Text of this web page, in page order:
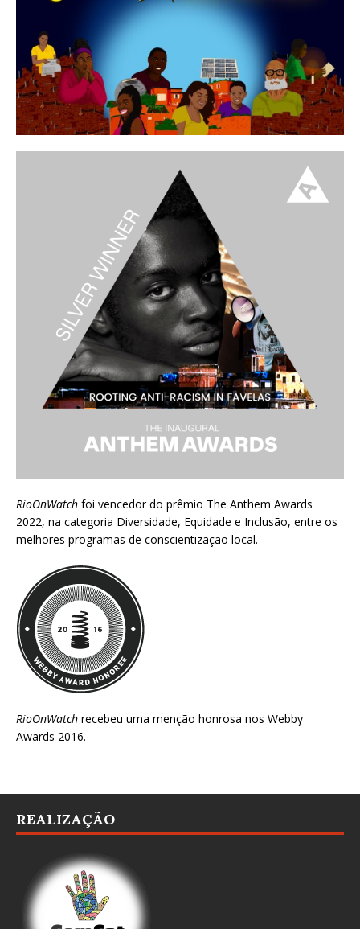
RioOnWatch foi vencedor do prêmio The Anthem Awards
2022, na categoria Diversidade, Equidade e Inclusão, entre os
melhores programas de conscientização local.
RioOnWatch recebeu uma menção honrosa nos Webby
Awards 2016.
REALIZAÇÃO